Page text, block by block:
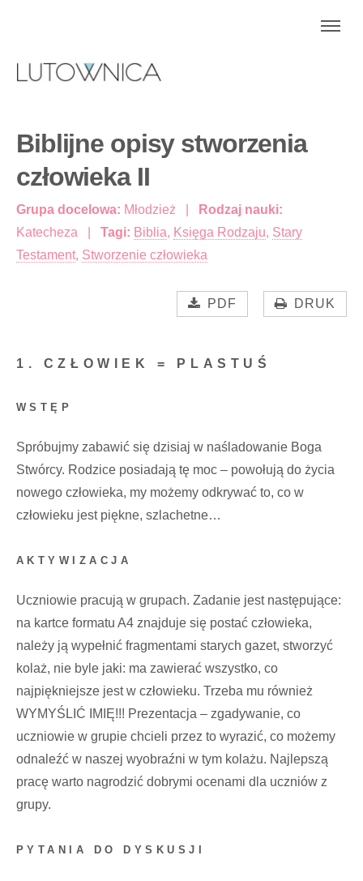
Biblijne opisy stworzenia
człowieka II
Grupa docelowa: Młodzież
Rodzaj nauki:
Katecheza
Tagi: Biblia, Księga Rodzaju, Stary
Testament, Stworzenie człowieka
PDF DRUK
1. CZŁOWIEK = PLASTUŚ
WSTĘP
Spróbujmy zabawić się dzisiaj w naśladowanie Boga
Stwórcy. Rodzice posiadają tę moc – powołują do życia
nowego człowieka, my możemy odkrywać to, co w
człowieku jest piękne, szlachetne…
AKTYWIZACJA
Uczniowie pracują w grupach. Zadanie jest następujące:
na kartce formatu A4 znajduje się postać człowieka,
należy ją wypełnić fragmentami starych gazet, stworzyć
kolaż, nie byle jaki: ma zawierać wszystko, co
najpiękniejsze jest w człowieku. Trzeba mu również
WYMYŚLIĆ IMIĘ!!! Prezentacja – zgadywanie, co
uczniowie w grupie chcieli przez to wyrazić, co możemy
odnaleźć w naszej wyobraźni w tym kolażu. Najlepszą
pracę warto nagrodzić dobrymi ocenami dla uczniów z
grupy.
PYTANIA DO DYSKUSJI